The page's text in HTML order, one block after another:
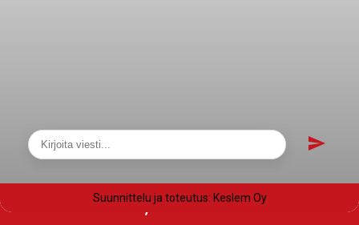
Näytä sivukartta